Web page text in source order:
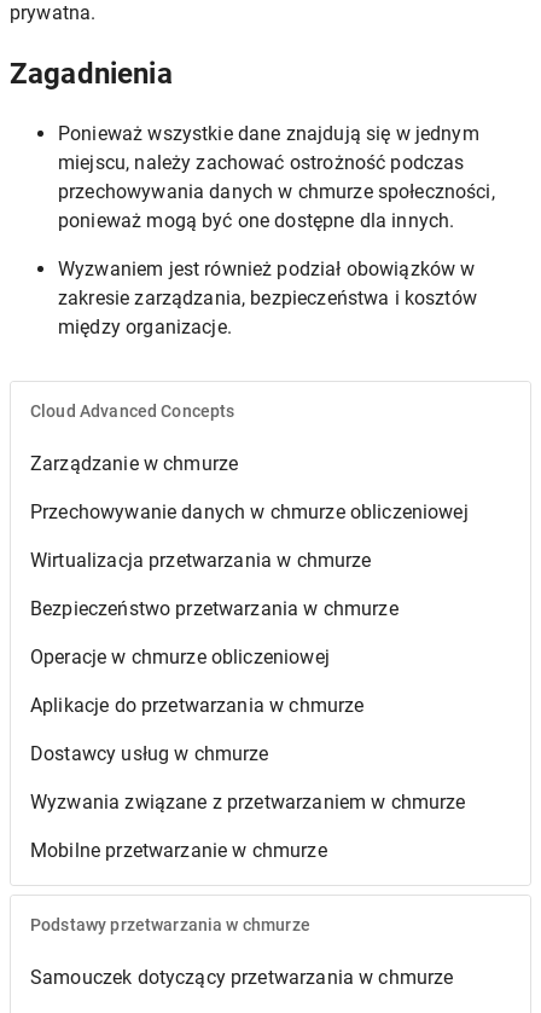
prywatna.
Zagadnienia
Ponieważ wszystkie dane znajdują się w jednym
miejscu, należy zachować ostrożność podczas
przechowywania danych w chmurze społeczności,
ponieważ mogą być one dostępne dla innych.
Wyzwaniem jest również podział obowiązków w
zakresie zarządzania, bezpieczeństwa i kosztów
między organizacje.
Cloud Advanced Concepts
Zarządzanie w chmurze
Przechowywanie danych w chmurze obliczeniowej
Wirtualizacja przetwarzania w chmurze
Bezpieczeństwo przetwarzania w chmurze
Operacje w chmurze obliczeniowej
Aplikacje do przetwarzania w chmurze
Dostawcy usług w chmurze
Wyzwania związane z przetwarzaniem w chmurze
Mobilne przetwarzanie w chmurze
Podstawy przetwarzania w chmurze
Samouczek dotyczący przetwarzania w chmurze